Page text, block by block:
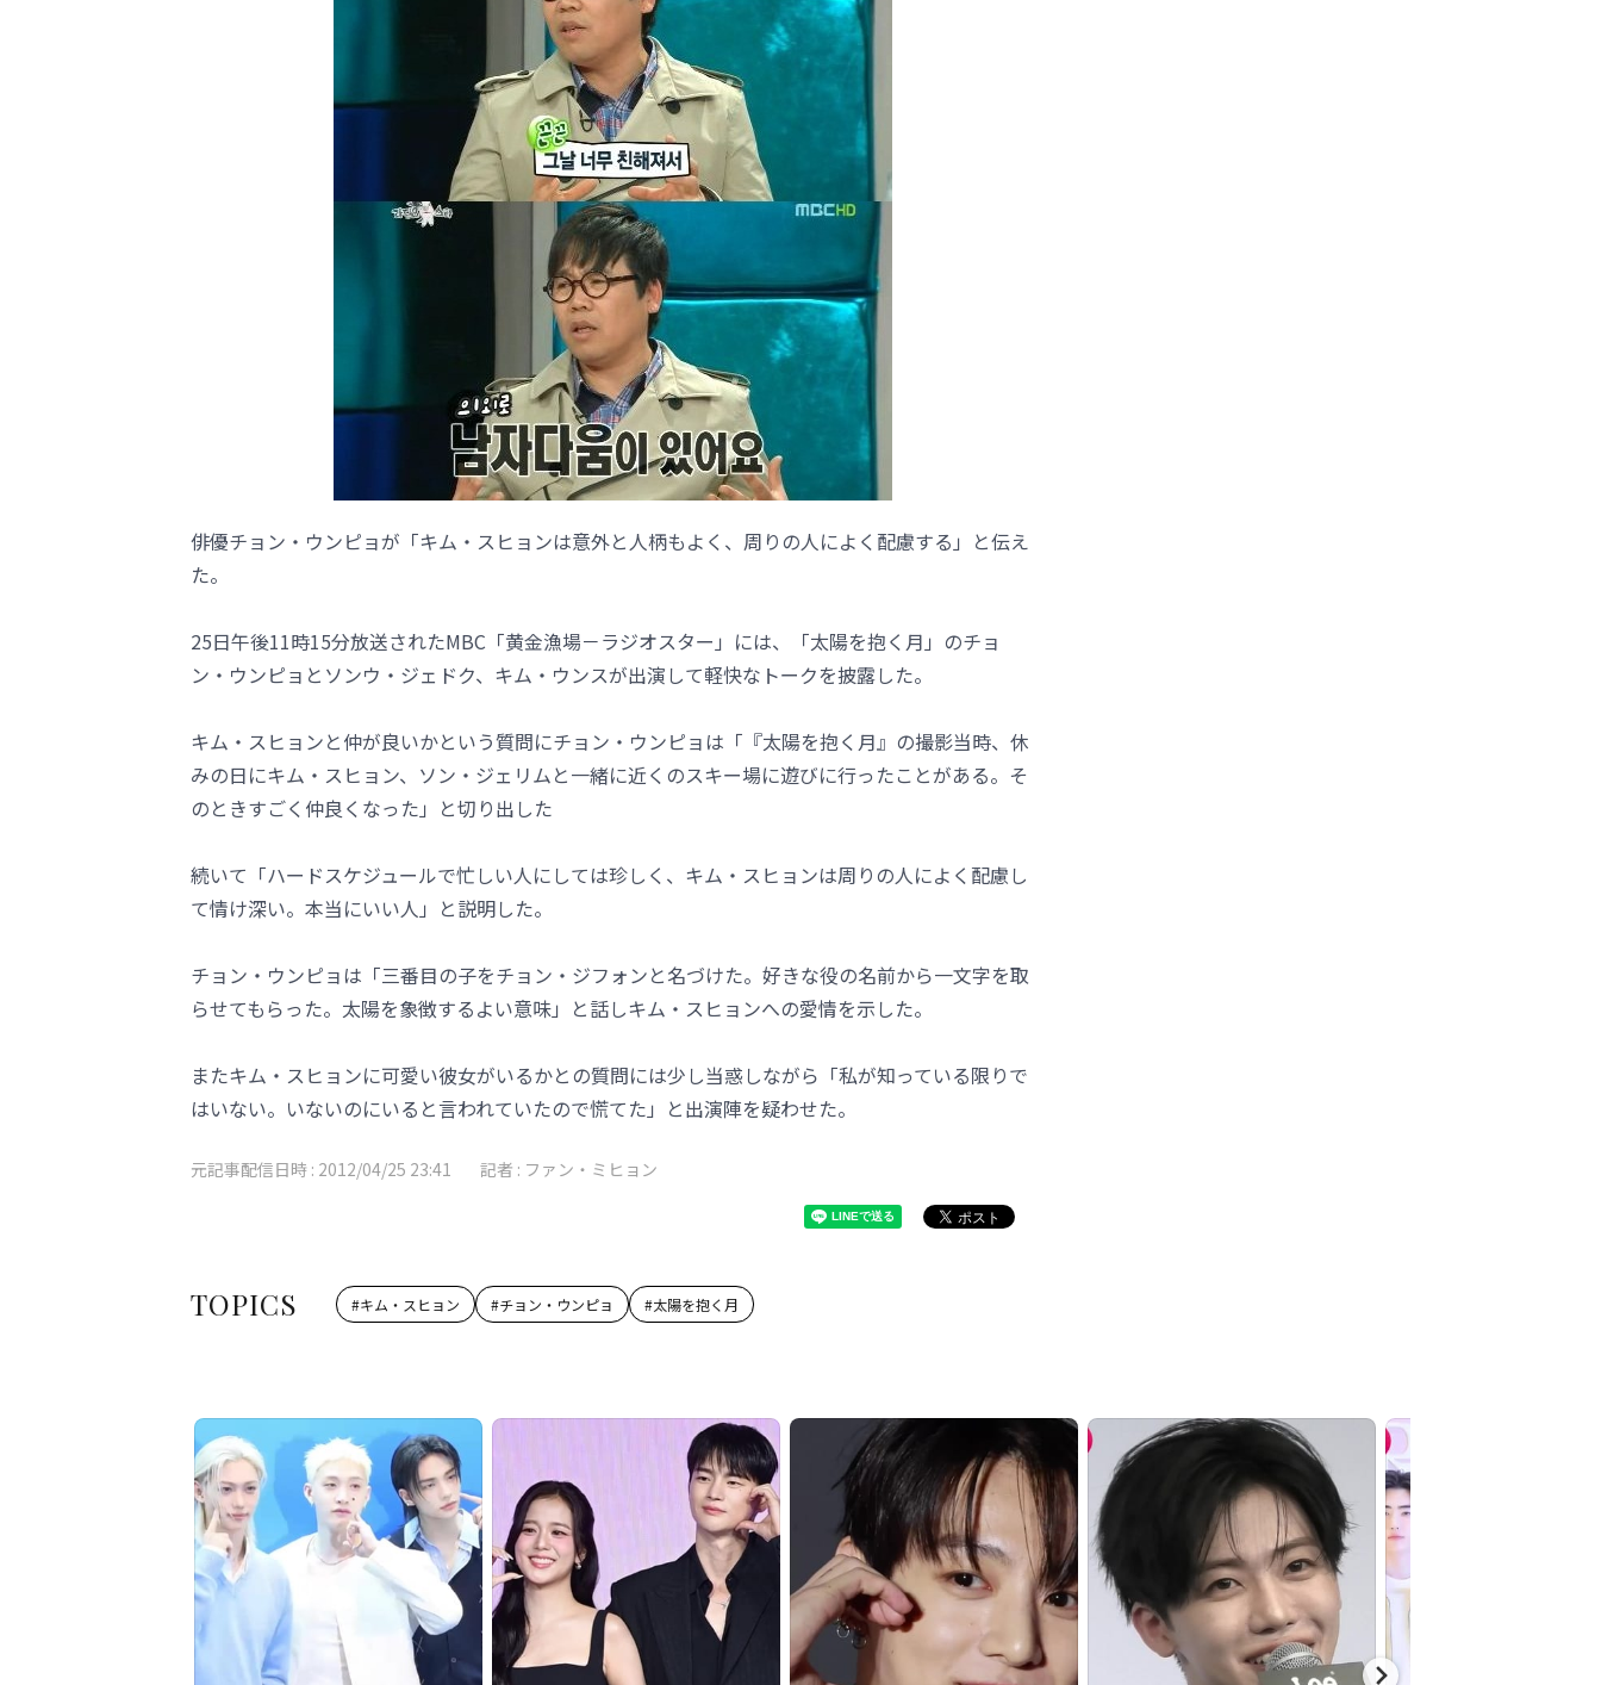
俳優チョン・ウンピョが「キム・スヒョンは意外と人柄もよく、周りの人によく配慮する」と伝え
た。
25日午後11時15分放送されたMBC「黄金漁場－ラジオスター」には、「太陽を抱く月」のチョ
ン・ウンピョとソンウ・ジェドク、キム・ウンスが出演して軽快なトークを披露した。
キム・スヒョンと仲が良いかという質問にチョン・ウンピョは「『太陽を抱く月』の撮影当時、休
みの日にキム・スヒョン、ソン・ジェリムと一緒に近くのスキー場に遊びに行ったことがある。そ
のときすごく仲良くなった」と切り出した
続いて「ハードスケジュールで忙しい人にしては珍しく、キム・スヒョンは周りの人によく配慮し
て情け深い。本当にいい人」と説明した。
チョン・ウンピョは「三番目の子をチョン・ジフォンと名づけた。好きな役の名前から一文字を取
らせてもらった。太陽を象徴するよい意味」と話しキム・スヒョンへの愛情を示した。
またキム・スヒョンに可愛い彼女がいるかとの質問には少し当惑しながら「私が知っている限りで
はいない。いないのにいると言われていたので慌てた」と出演陣を疑わせた。
元記事配信日時 : 2012/04/25 23:41 記者 : ファン・ミヒョン
TOPICS #キム・スヒョン #チョン・ウンピョ #太陽を抱く月